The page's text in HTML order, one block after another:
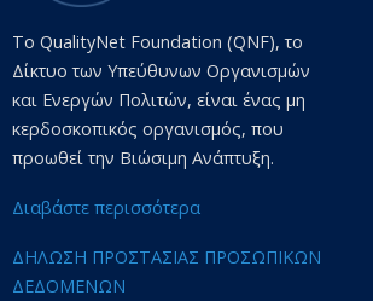
Το QualityNet Foundation (QNF), το
Δίκτυο των Υπεύθυνων Οργανισμών
και Ενεργών Πολιτών, είναι ένας μη
κερδοσκοπικός οργανισμός, που
προωθεί την Βιώσιμη Ανάπτυξη.
Διαβάστε περισσότερα
ΔΗΛΩΣΗ ΠΡΟΣΤΑΣΙΑΣ ΠΡΟΣΩΠΙΚΩΝ
ΔΕΔΟΜΕΝΩΝ